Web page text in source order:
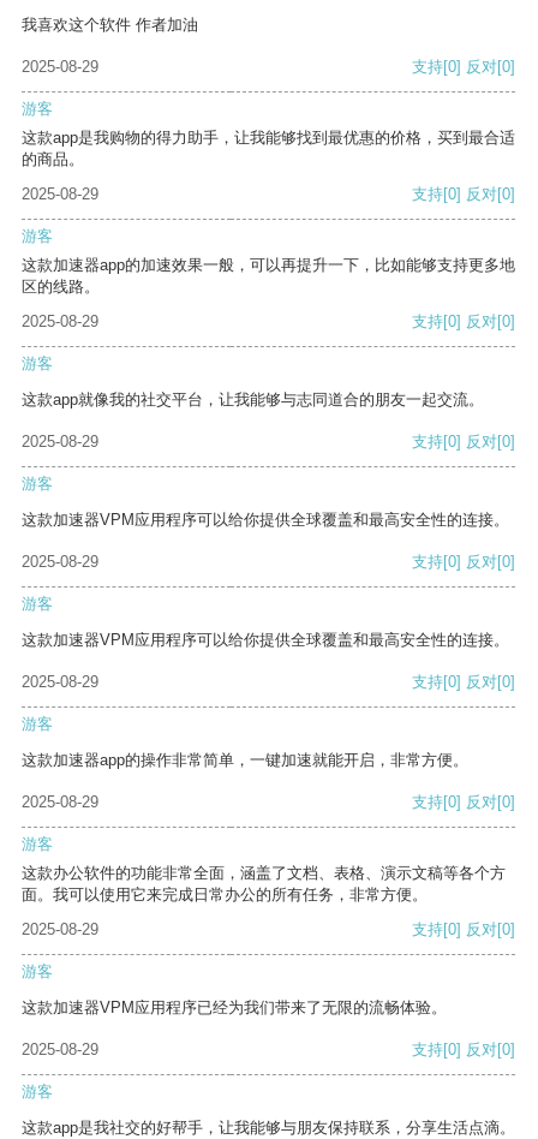
我喜欢这个软件 作者加油
2025-08-29 支持[0] 反对[0]
游客
这款app是我购物的得力助手，让我能够找到最优惠的价格，买到最合适
的商品。
2025-08-29
支持[0] 反对[0]
游客
这款加速器app的加速效果一般，可以再提升一下，比如能够支持更多地
区的线路。
2025-08-29
支持[0] 反对[0]
游客
这款app就像我的社交平台，让我能够与志同道合的朋友一起交流。
2025-08-29 支持[0] 反对[0]
游客
这款加速器VPM应用程序可以给你提供全球覆盖和最高安全性的连接。
2025-08-29 支持[0] 反对[0]
游客
这款加速器VPM应用程序可以给你提供全球覆盖和最高安全性的连接。
2025-08-29 支持[0] 反对[0]
游客
这款加速器app的操作非常简单，一键加速就能开启，非常方便。
2025-08-29 支持[0] 反对[0]
游客
这款办公软件的功能非常全面，涵盖了文档、表格、演示文稿等各个方
面。我可以使用它来完成日常办公的所有任务，非常方便。
2025-08-29
支持[0] 反对[0]
游客
这款加速器VPM应用程序已经为我们带来了无限的流畅体验。
2025-08-29 支持[0] 反对[0]
游客
这款app是我社交的好帮手，让我能够与朋友保持联系，分享生活点滴。